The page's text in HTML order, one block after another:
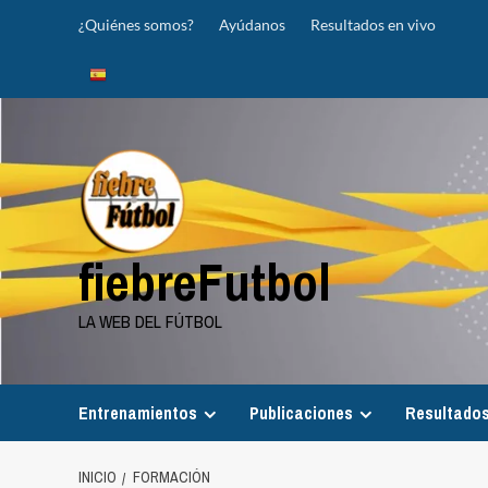
¿Quiénes somos? Ayúdanos Resultados en vivo
fiebreFutbol
LA WEB DEL FÚTBOL
Entrenamientos Publicaciones
INICIO FORMACIÓN